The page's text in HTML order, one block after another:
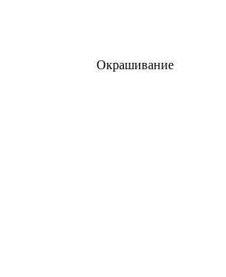
Окрашивание